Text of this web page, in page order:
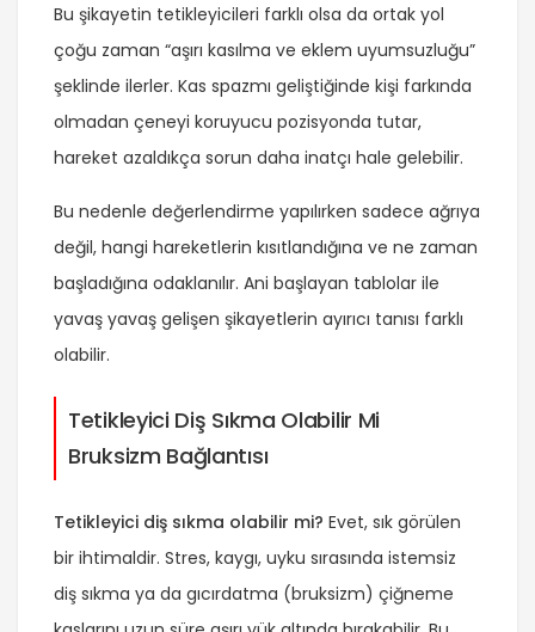
Bu şikayetin tetikleyicileri farklı olsa da ortak yol
çoğu zaman “aşırı kasılma ve eklem uyumsuzluğu”
şeklinde ilerler. Kas spazmı geliştiğinde kişi farkında
olmadan çeneyi koruyucu pozisyonda tutar,
hareket azaldıkça sorun daha inatçı hale gelebilir.
Bu nedenle değerlendirme yapılırken sadece ağrıya
değil, hangi hareketlerin kısıtlandığına ve ne zaman
başladığına odaklanılır. Ani başlayan tablolar ile
yavaş yavaş gelişen şikayetlerin ayırıcı tanısı farklı
olabilir.
Tetikleyici Diş Sıkma Olabilir Mi
Bruksizm Bağlantısı
Tetikleyici diş sıkma olabilir mi? Evet, sık görülen
bir ihtimaldir. Stres, kaygı, uyku sırasında istemsiz
diş sıkma ya da gıcırdatma (bruksizm) çiğneme